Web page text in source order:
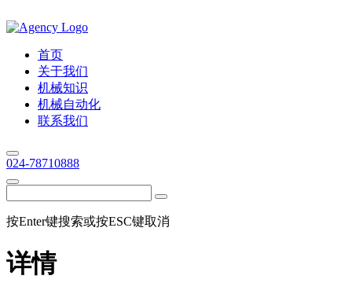
首页
关于我们
机械知识
机械自动化
联系我们
024-78710888
按Enter键搜索或按ESC键取消
详情